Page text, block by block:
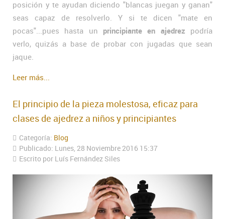
posición y te ayudan diciendo "blancas juegan y ganan"
seas capaz de resolverlo. Y si te dicen "mate en
pocas"...pues hasta un principiante en ajedrez podría
verlo, quizás a base de probar con jugadas que sean
jaque.
Leer más...
El principio de la pieza molestosa, eficaz para
clases de ajedrez a niños y principiantes
Categoría: Blog
Publicado: Lunes, 28 Noviembre 2016 15:37
Escrito por Luís Fernández Siles